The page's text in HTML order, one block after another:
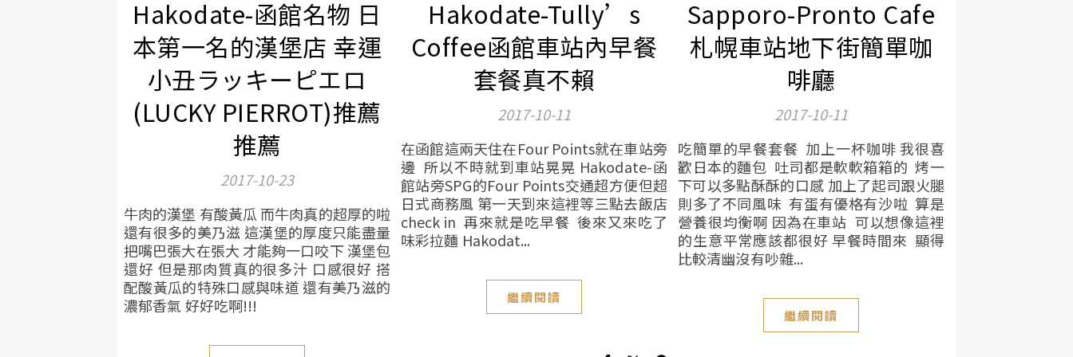
Hakodate-函館名物 日
本第一名的漢堡店 幸運
小丑ラッキーピエロ
(LUCKY PIERROT)推薦
推薦
2017-10-23
牛肉的漢堡 有酸黃瓜 而牛肉真的超厚的啦
還有很多的美乃滋 這漢堡的厚度只能盡量
把嘴巴張大在張大 才能夠一口咬下 漢堡包
還好 但是那肉質真的很多汁 口感很好 搭
配酸黃瓜的特殊口感與味道 還有美乃滋的
濃郁香氣 好好吃啊!!!
Hakodate-Tully’s
Coffee函館車站內早餐
套餐真不賴
2017-10-11
在函館這兩天住在Four Points就在車站旁
邊 所以不時就到車站晃晃 Hakodate-函
館站旁SPG的Four Points交通超方便但超
日式商務風 第一天到來這裡等三點去飯店
check in 再來就是吃早餐 後來又來吃了
味彩拉麵 Hakodat...
繼續閱讀
Sapporo-Pronto Cafe
札幌車站地下街簡單咖
啡廳
2017-10-11
吃簡單的早餐套餐 加上一杯咖啡 我很喜
歡日本的麵包 吐司都是軟軟箱箱的 烤一
下可以多點酥酥的口感 加上了起司跟火腿
則多了不同風味 有蛋有優格有沙啦 算是
營養很均衡啊 因為在車站 可以想像這裡
的生意平常應該都很好 早餐時間來 顯得
比較清幽沒有吵雜...
繼續閱讀